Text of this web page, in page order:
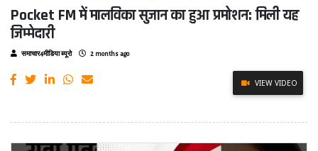
Pocket FM में मालविका सुजान का हुआ प्रमोशन: मिली यह
जिम्मेदारी
समाचार4मीडिया ब्यूरो 2 months ago
VIEW VIDEO